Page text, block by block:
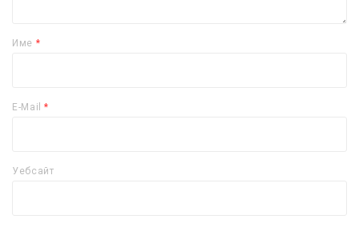
Име *
E-Mail*
Уебсайт